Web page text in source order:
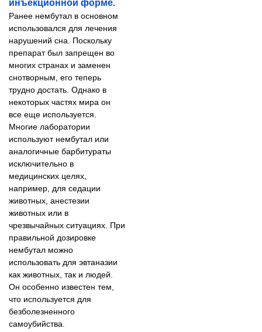
инъекционной форме.
Ранее нембутал в основном
использовался для лечения
нарушений сна. Поскольку
препарат был запрещен во
многих странах и заменен
снотворным, его теперь
трудно достать. Однако в
некоторых частях мира он
все еще используется.
Многие лаборатории
используют нембутал или
аналогичные барбитураты
исключительно в
медицинских целях,
например, для седации
животных, анестезии
животных или в
чрезвычайных ситуациях. При
правильной дозировке
нембутал можно
использовать для эвтаназии
как животных, так и людей.
Он особенно известен тем,
что используется для
безболезненного
самоубийства.